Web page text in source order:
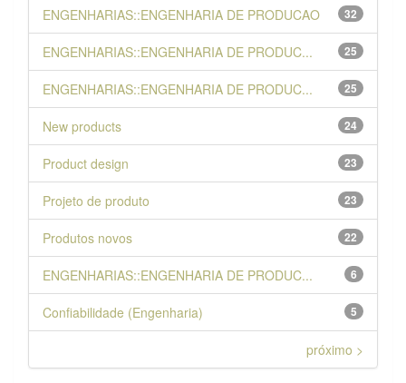
32
ENGENHARIAS::ENGENHARIA DE PRODUCAO
25
ENGENHARIAS::ENGENHARIA DE PRODUC...
25
ENGENHARIAS::ENGENHARIA DE PRODUC...
24
New products
23
Product design
23
Projeto de produto
22
Produtos novos
6
ENGENHARIAS::ENGENHARIA DE PRODUC...
5
Confiabilidade (Engenharia)
próximo >